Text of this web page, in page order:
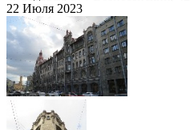
22 Июля 2023